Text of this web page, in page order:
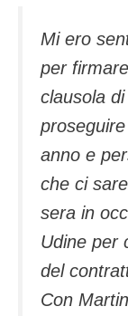
Mi ero
per
clausola
anno e
che ci
sera in
Udine per
del
Con